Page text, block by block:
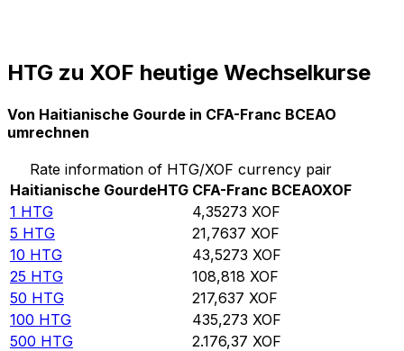
HTG zu XOF heutige Wechselkurse
Von Haitianische Gourde in CFA-Franc BCEAO
umrechnen
Rate information of HTG/XOF currency pair
Haitianische GourdeHTG CFA-Franc BCEAOXOF
1 HTG 4,35273 XOF
5 HTG 21,7637 XOF
10 HTG 43,5273 XOF
25 HTG 108,818 XOF
50 HTG 217,637 XOF
100 HTG 435,273 XOF
500 HTG 2.176,37 XOF